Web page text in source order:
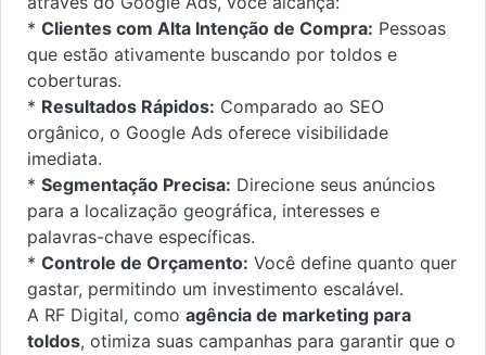
* Clientes com Alta Intenção de Compra: Pessoas
que estão ativamente buscando por toldos e
coberturas.
* Resultados Rápidos: Comparado ao SEO
orgânico, o Google Ads oferece visibilidade
imediata.
* Segmentação Precisa: Direcione seus anúncios
para a localização geográfica, interesses e
palavras-chave específicas.
* Controle de Orçamento: Você define quanto quer
gastar, permitindo um investimento escalável.
A RF Digital, como agência de marketing para
toldos, otimiza suas campanhas para garantir que o